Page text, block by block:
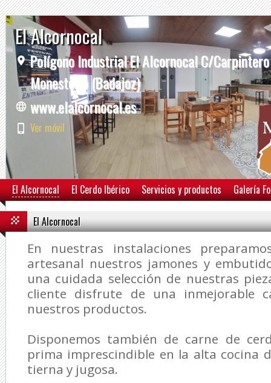
El Alcornocal
Polígono Industrial El Alcornocal C/
Monesterio (Badajoz)
www.elalcornocal.es
Ver móvil
El Alcornocal El Cerdo Ibérico Servicios y productos Galería
El Alcornocal
En nuestras instalaciones
artesanal nuestros jamones y
una cuidada selección de nuestras
cliente disfrute de una inmejorable
nuestros productos.
Disponemos también de carne de
prima imprescindible en la alta cocina
tierna y jugosa.